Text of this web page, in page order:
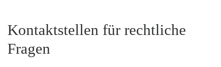
Kontaktstellen für rechtliche
Fragen